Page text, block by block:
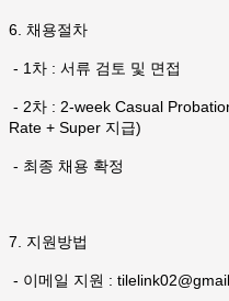
6. 채용절차
- 1차 : 서류 검토 및 면접
- 2차 : 2-week Casual
Rate + Super 지급)
- 최종 채용 확정
7. 지원방법
- 이메일 지원 :